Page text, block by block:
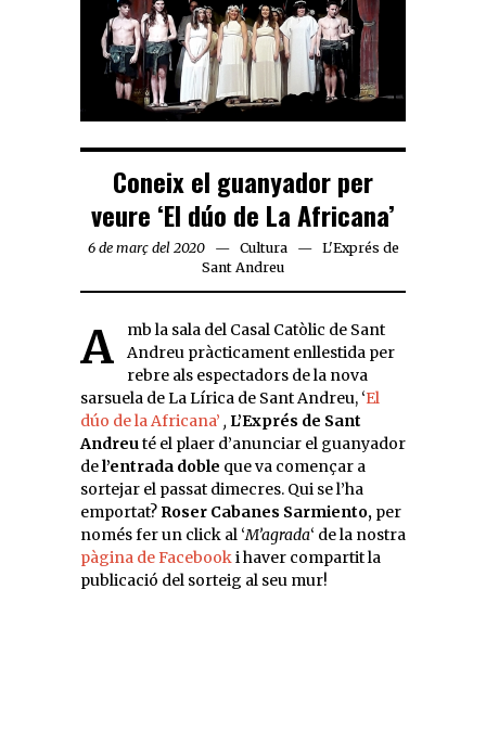
Coneix el guanyador per
veure ‘El dúo de La Africana’
6 de març del 2020 Cultura
L'Exprés de
Sant Andreu
Amb la sala del Casal Catòlic de Sant
Andreu pràcticament enllestida per
rebre als espectadors de la nova
sarsuela de La Lírica de Sant Andreu, ‘El
dúo de la Africana’ , L’Exprés de Sant
Andreuté el plaer d’anunciar el guanyador
del’entrada doble que va començar a
sortejar el passat dimecres. Qui se l’ha
emportat? Roser Cabanes Sarmiento, per
només fer un click al ‘M’agrada‘ de la nostra
pàgina de Facebooki haver compartit la
publicació del sorteig al seu mur!